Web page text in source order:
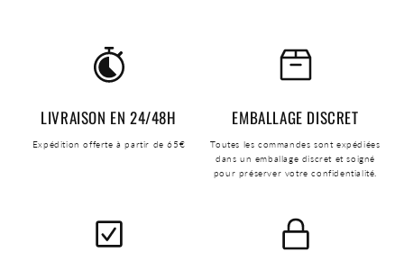
LIVRAISON EN 24/48H
Expédition offerte à partir de 65€
EMBALLAGE DISCRET
Toutes les commandes sont expédiées
dans un emballage discret et soigné
pour préserver votre confidentialité.